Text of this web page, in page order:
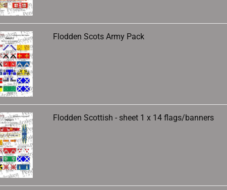
Flodden Scots Army Pack
Flodden Scottish - sheet 1 x 14 flags/banners